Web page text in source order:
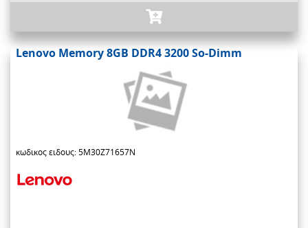
Lenovo Memory 8GB DDR4 3200 So-Dimm
κωδικος ειδους: 5M30Z71657N